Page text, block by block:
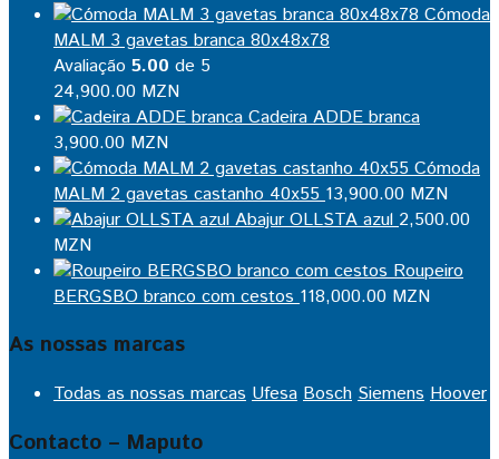
Cómoda
MALM 3 gavetas branca 80x48x78
Avaliação 5.00 de 5
24,900.00 MZN
Cadeira ADDE branca
3,900.00 MZN
Cómoda
MALM 2 gavetas castanho 40x55 13,900.00 MZN
Abajur OLLSTA azul 2,500.00
MZN
Roupeiro
BERGSBO branco com cestos 118,000.00 MZN
As nossas marcas
Todas as nossas marcas Ufesa Bosch Siemens Hoover
Contacto – Maputo